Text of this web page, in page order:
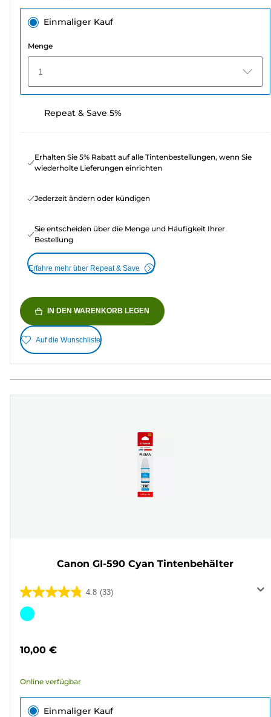
Einmaliger Kauf
Menge
1
Repeat & Save 5%
Erhalten Sie 5% Rabatt auf alle Tintenbestellungen, wenn Sie
wiederholte Lieferungen einrichten
Jederzeit ändern oder kündigen
Sie entscheiden über die Menge und Häufigkeit Ihrer
Bestellung
Erfahre mehr über Repeat & Save
IN DEN WARENKORB LEGEN
Auf die Wunschliste
Canon GI-590 Cyan Tintenbehälter
4.8 (33)
4.8
von
33
Farbpatrone
10,00 €
Online verfügbar
Einmaliger Kauf